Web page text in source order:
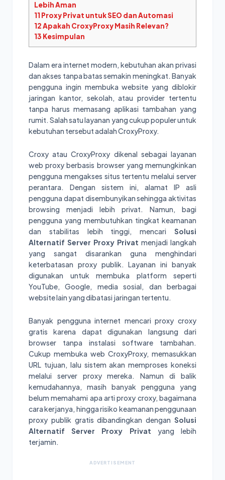
Lebih Aman
11 Proxy Privat untuk SEO dan Automasi
12Apakah CroxyProxy Masih Relevan?
13 Kesimpulan
Dalam era internet modern, kebutuhan akan privasi
dan akses tanpa batas semakin meningkat. Banyak
pengguna ingin membuka website yang diblokir
jaringan kantor, sekolah, atau provider tertentu
tanpa harus memasang aplikasi tambahan yang
rumit. Salah satu layanan yang cukup populer untuk
kebutuhan tersebut adalah CroxyProxy.
Croxy atau CroxyProxy dikenal sebagai layanan
web proxy berbasis browser yang memungkinkan
pengguna mengakses situs tertentu melalui server
perantara. Dengan sistem ini, alamat IP asli
pengguna dapat disembunyikan sehingga aktivitas
browsing menjadi lebih privat. Namun, bagi
pengguna yang membutuhkan tingkat keamanan
dan stabilitas lebih tinggi, mencari Solusi
Alternatif Server Proxy Privat menjadi langkah
yang sangat disarankan guna menghindari
keterbatasan proxy publik. Layanan ini banyak
digunakan untuk membuka platform seperti
YouTube, Google, media sosial, dan berbagai
website lain yang dibatasi jaringan tertentu.
Banyak pengguna internet mencari proxy croxy
gratis karena dapat digunakan langsung dari
browser tanpa instalasi software tambahan.
Cukup membuka web CroxyProxy, memasukkan
URL tujuan, lalu sistem akan memproses koneksi
melalui server proxy mereka. Namun di balik
kemudahannya, masih banyak pengguna yang
belum memahami apa arti proxy croxy, bagaimana
cara kerjanya, hingga risiko keamanan penggunaan
proxy publik gratis dibandingkan dengan Solusi
Alternatif Server Proxy Privat yang lebih
terjamin.
ADVERTISEMENT